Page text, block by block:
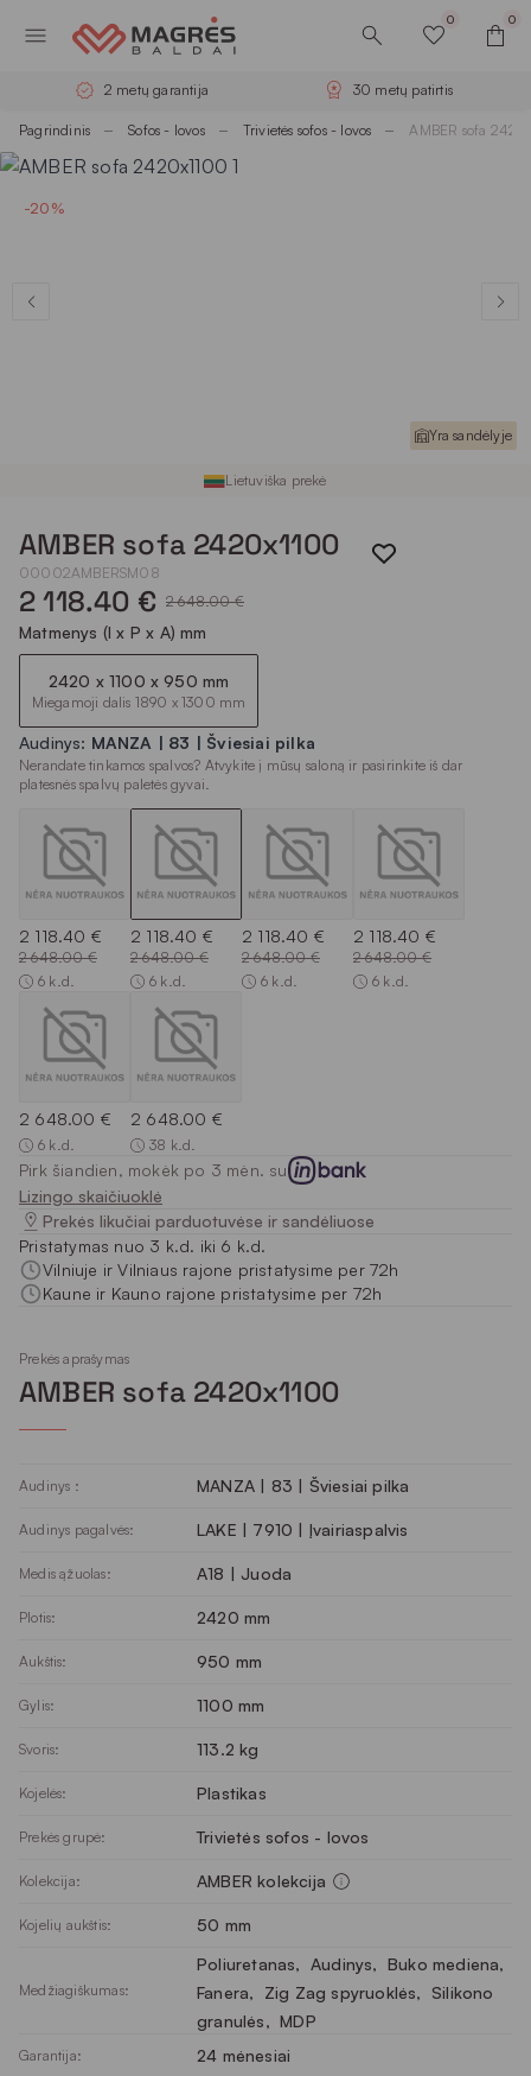
0 0
2 metų garantija 30 metų patirtis
Pagrindinis Sofos - lovos Trivietės sofos - lovos AMBER sofa
-20%
Yra sandėlyje
Lietuviška prekė
AMBER sofa 2420x1100
00002AMBERSM08
2 118.40 € 2 648.00 €
Matmenys (I x P x A) mm
2420 x 1100 x 950 mm
Miegamoji dalis 1890 x 1300 mm
Audinys: MANZA | 83 | Šviesiai pilka
Nerandate tinkamos spalvos? Atvykite į mūsų saloną ir pasirinkite iš dar
platesnės spalvų paletės gyvai.
2 118.40 €
2 648.00 €
6 k.d.
2 118.40 €
2 648.00 €
6 k.d.
2 118.40 €
2 648.00 €
6 k.d.
2 118.40 €
2 648.00 €
6 k.d.
2 648.00 €
6 k.d.
2 648.00 €
38 k.d.
Pirk šiandien, mokėk po 3 mėn. su
Lizingo skaičiuoklė
Prekės likučiai parduotuvėse ir sandėliuose
Pristatymas nuo 3 k.d. iki 6 k.d.
Vilniuje ir Vilniaus rajone pristatysime per 72h
Kaune ir Kauno rajone pristatysime per 72h
Prekės aprašymas
AMBER sofa 2420x1100
Audinys : MANZA | 83 | Šviesiai pilka
Audinys pagalvės: LAKE | 7910 | Įvairiaspalvis
Medis ąžuolas: A18 | Juoda
Plotis: 2420 mm
Aukštis: 950 mm
Gylis: 1100 mm
Svoris: 113.2 kg
Kojelės: Plastikas
Prekės grupė: Trivietės sofos - lovos
Kolekcija: AMBER kolekcija
Kojelių aukštis: 50 mm
Medžiagiškumas:
Poliuretanas, Audinys, Buko mediena,
Fanera, Zig Zag spyruoklės, Silikono
granulės, MDP
Garantija: 24 mėnesiai